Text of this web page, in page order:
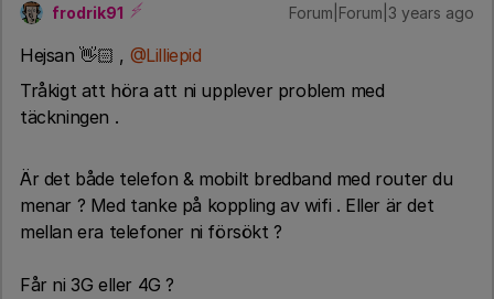
frodrik91 Forum|Forum|3 years ago
Hejsan 👋🏻 , @Lilliepid
Tråkigt att höra att ni upplever problem med
täckningen .
Är det både telefon & mobilt bredband med router du
menar ? Med tanke på koppling av wifi . Eller är det
mellan era telefoner ni försökt ?
Får ni 3G eller 4G ?